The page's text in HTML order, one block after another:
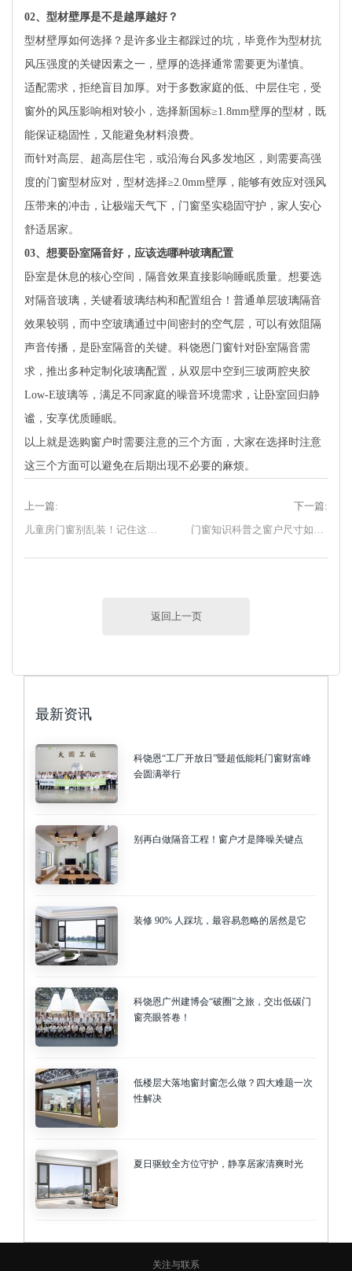
02、型材壁厚是不是越厚越好？
型材壁厚如何选择？是许多业主都踩过的坑，毕竟作为型材抗
风压强度的关键因素之一，壁厚的选择通常需要更为谨慎。
适配需求，拒绝盲目加厚。对于多数家庭的低、中层住宅，受
窗外的风压影响相对较小，选择新国标≥1.8mm壁厚的型材，既
能保证稳固性，又能避免材料浪费。
而针对高层、超高层住宅，或沿海台风多发地区，则需要高强
度的门窗型材应对，型材选择≥2.0mm壁厚，能够有效应对强风
压带来的冲击，让极端天气下，门窗坚实稳固守护，家人安心
舒适居家。
03、想要卧室隔音好，应该选哪种玻璃配置
卧室是休息的核心空间，隔音效果直接影响睡眠质量。想要选
对隔音玻璃，关键看玻璃结构和配置组合！普通单层玻璃隔音
效果较弱，而中空玻璃通过中间密封的空气层，可以有效阻隔
声音传播，是卧室隔音的关键。科饶恩门窗针对卧室隔音需
求，推出多种定制化玻璃配置，从双层中空到三玻两腔夹胶
Low-E玻璃等，满足不同家庭的噪音环境需求，让卧室回归静
谧，安享优质睡眠。
以上就是选购窗户时需要注意的三个方面，大家在选择时注意
这三个方面可以避免在后期出现不必要的麻烦。
上一篇:
儿童房门窗别乱装！记住这三个要点
下一篇:
门窗知识科普之窗户尺寸如何选择？
返回上一页
最新资讯
科饶恩“工厂开放日”暨超低能耗门窗财富峰
会圆满举行
别再白做隔音工程！窗户才是降噪关键点
装修 90% 人踩坑，最容易忽略的居然是它
科饶恩广州建博会“破圈”之旅，交出低碳门
窗亮眼答卷！
低楼层大落地窗封窗怎么做？四大难题一次
性解决
夏日驱蚊全方位守护，静享居家清爽时光
关注与联系